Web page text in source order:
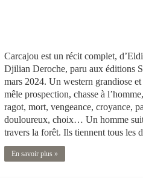
Carcajou est un récit complet,
Djilian Deroche, paru aux éditions
mars 2024. Un western grandiose
mêle prospection, chasse à
ragot, mort, vengeance, croyance,
douloureux, choix… Un homme
travers la forêt. Ils tiennent tous les
En savoir plus »